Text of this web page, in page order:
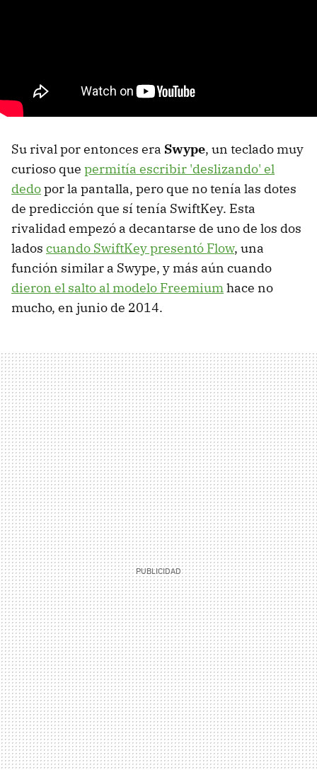
Su rival por entonces era Swype, un teclado muy
curioso que permitía escribir 'deslizando' el
dedopor la pantalla, pero que no tenía las dotes
de predicción que sí tenía SwiftKey. Esta
rivalidad empezó a decantarse de uno de los dos
lados cuando SwiftKey presentó Flow, una
función similar a Swype, y más aún cuando
dieron el salto al modelo Freemiumhace no
mucho, en junio de 2014.